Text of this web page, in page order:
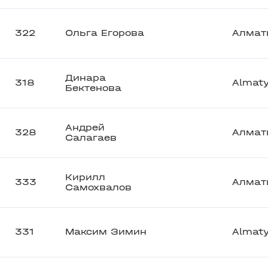
322 Ольга Егорова
318
Динара
Бектенова
328
Андрей
Салагаев
333
Кирилл
Самохвалов
331 Максим Зимин